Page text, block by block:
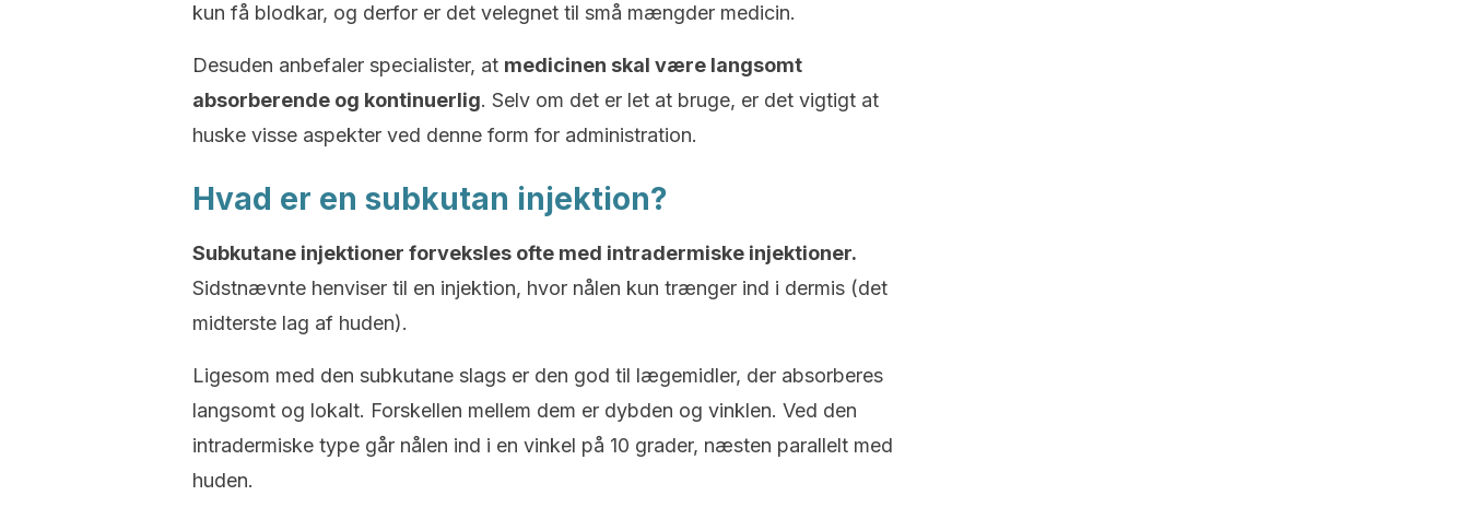
kun få blodkar, og derfor er det velegnet til små mængder medicin.
Desuden anbefaler specialister, at medicinen skal være langsomt
absorberende og kontinuerlig. Selv om det er let at bruge, er det vigtigt at
huske visse aspekter ved denne form for administration.
Hvad er en subkutan injektion?
Subkutane injektioner forveksles ofte med intradermiske injektioner.
Sidstnævnte henviser til en injektion, hvor nålen kun trænger ind i dermis (det
midterste lag af huden).
Ligesom med den subkutane slags er den god til lægemidler, der absorberes
langsomt og lokalt. Forskellen mellem dem er dybden og vinklen. Ved den
intradermiske type går nålen ind i en vinkel på 10 grader, næsten parallelt med
huden.